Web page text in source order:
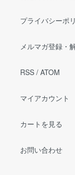
プライバシーポ
メルマガ登録・
RSS / ATOM
マイアカウント
カートを見る
お問い合わせ